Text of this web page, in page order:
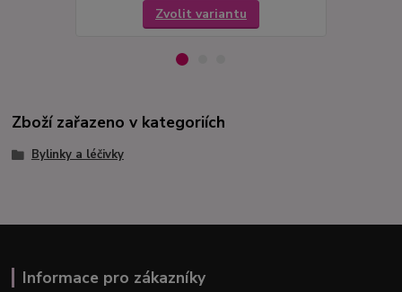
Zvolit variantu
Zboží zařazeno v kategoriích
Bylinky a léčivky
Informace pro zákazníky